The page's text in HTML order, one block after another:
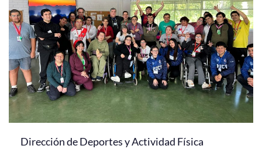
Dirección de Deportes y Actividad Física